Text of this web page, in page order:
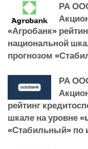
РА
«Агробанк»
национальной
прогнозом
РА
рейтинг
шкале на уровне
«Стабильный» по